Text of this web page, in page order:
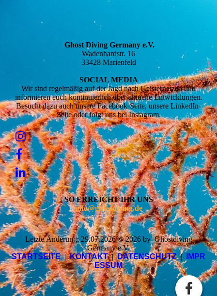
Ghost Diving Germany e.V.
Wadenhardstr. 16
33428 Marienfeld
SOCIAL MEDIA
Wir sind regelmäßig auf der Jagd nach Geisternetzen und
informieren euch kontinuierlich über aktuelle Entwicklungen.
Besucht dazu auch unsere Facebook-Seite, unsere LinkedIn-
Seite oder folgt uns bei Instagram.
SO ERREICHT IHR UNS
info@ghostdiving.de
Letzte Änderung: 29.07.2026 © 2026 by Ghostdiving
Germany e.V.
STARTSEITE|KONTAKT|DATENSCHUTZ|
IMPR
ESSUM